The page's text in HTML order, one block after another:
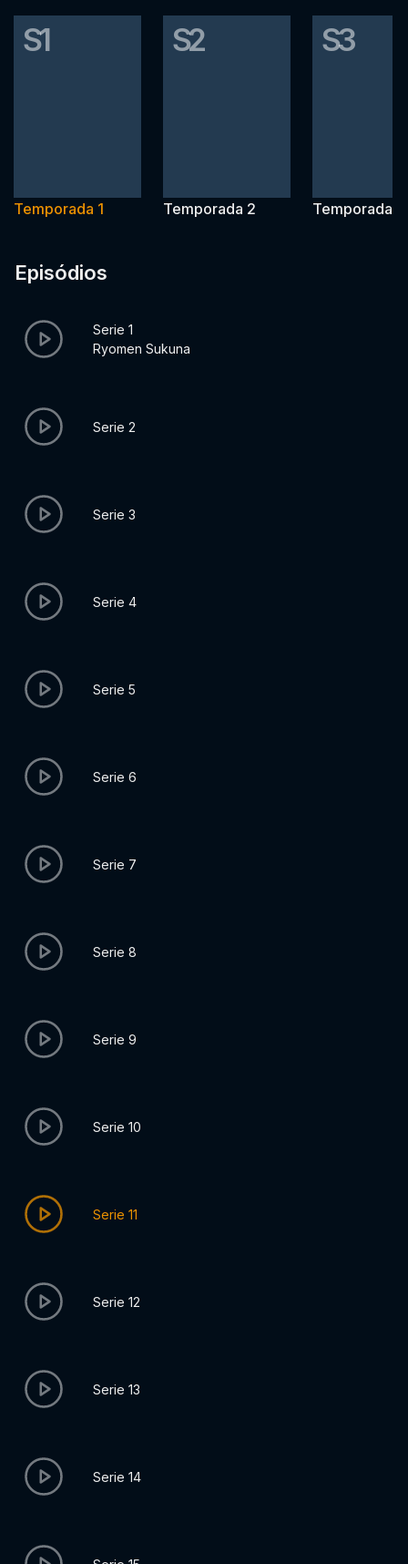
S1
Temporada 1
S2
Temporada 2
S3
Temporada 3
Episódios
Serie 1
Ryomen Sukuna
Serie 2
Serie 3
Serie 4
Serie 5
Serie 6
Serie 7
Serie 8
Serie 9
Serie 10
Serie 11
Serie 12
Serie 13
Serie 14